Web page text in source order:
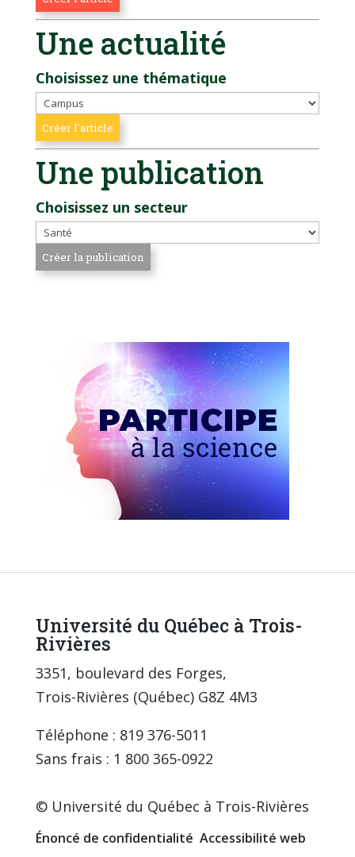
Une actualité
Choisissez une thématique
Une publication
Choisissez un secteur
Université du Québec à Trois-
Rivières
3351, boulevard des Forges,
Trois-Rivières (Québec) G8Z 4M3
Téléphone : 819 376-5011
Sans frais : 1 800 365-0922
© Université du Québec à Trois-Rivières
Énoncé de confidentialité Accessibilité web